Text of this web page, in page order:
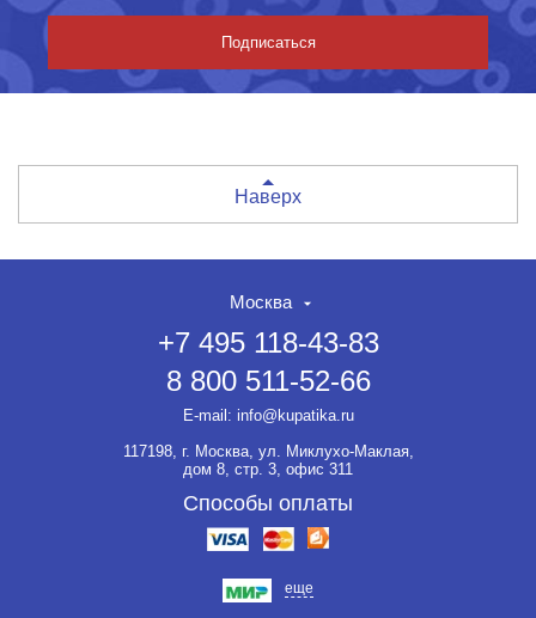
Подписаться
Наверх
Москва
+7 495 118-43-83
8 800 511-52-66
E-mail: info@kupatika.ru
117198, г. Москва, ул. Миклухо-Маклая,
дом 8, стр. 3, офис 311
Способы оплаты
еще